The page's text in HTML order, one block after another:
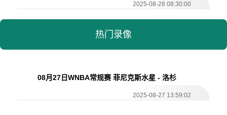
2025-08-28 08:30:00
热门录像
08月27日WNBA常规赛 菲尼克斯水星 - 洛杉
2025-08-27 13:59:02